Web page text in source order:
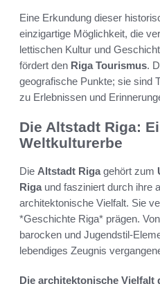
Eine Erkundung dieser
einzigartige Möglichkeit, die
lettischen Kultur und
fördert den Riga Tourismus.
geografische Punkte; sie sind
zu Erlebnissen und
Die Altstadt Riga:
Weltkulturerbe
Die Altstadt Rigagehört zum
Rigaund fasziniert durch ihre
architektonische Vielfalt. Sie
*Geschichte Riga* prägen.
barocken und Jugendstil-
lebendiges Zeugnis
Die architektonische Vielfalt